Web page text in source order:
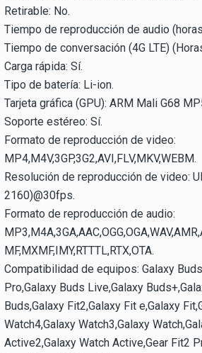
Retirable: No.
Tiempo de reproducción de audio
Tiempo de conversación (4G LTE)
Carga rápida: Sí.
Tipo de batería: Li-ion.
Tarjeta gráfica (GPU): ARM Mali G68
Soporte estéreo: Sí.
Formato de reproducción de video:
MP4,M4V,3GP,3G2,AVI,FLV,MKV,WEBM.
Resolución de reproducción de video:
2160)@30fps.
Formato de reproducción de audio:
MF,MXMF,IMY,RTTTL,RTX,OTA.
Compatibilidad de equipos: Galaxy
Pro,Galaxy Buds Live,Galaxy
Buds,Galaxy Fit2,Galaxy Fit e,Galaxy
Watch4,Galaxy Watch3,Galaxy
Active2,Galaxy Watch Active,Gear Fit2